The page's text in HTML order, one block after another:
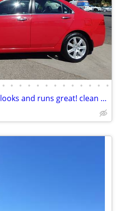
• • • • • • • • • • • • •
2005 Acura TSX low miles looks and runs great! clean title MUST SEE!